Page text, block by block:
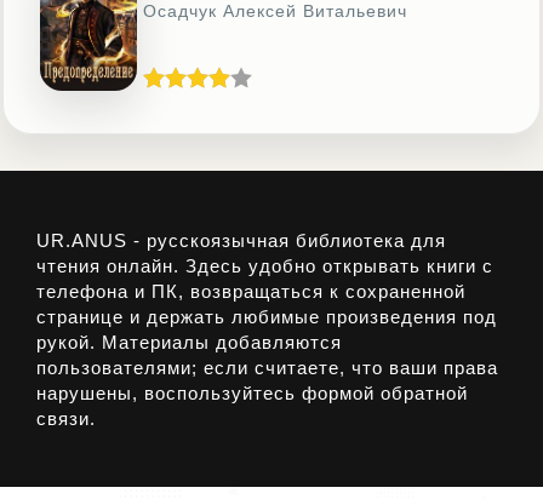
Осадчук Алексей Витальевич
UR.ANUS - русскоязычная библиотека для
чтения онлайн. Здесь удобно открывать книги с
телефона и ПК, возвращаться к сохраненной
странице и держать любимые произведения под
рукой. Материалы добавляются
пользователями; если считаете, что ваши права
нарушены, воспользуйтесь формой обратной
связи.